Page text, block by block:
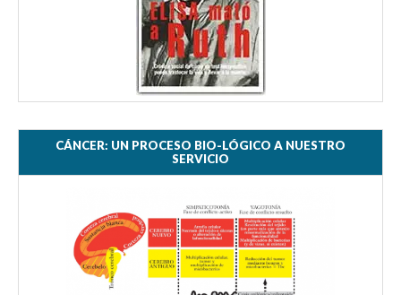
CÁNCER: UN PROCESO BIO-LÓGICO A NUESTRO
SERVICIO